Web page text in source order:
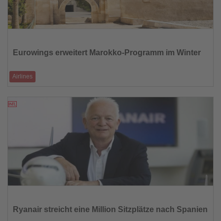
die
Nachrichten
Eurowings erweitert Marokko-Programm im Winter
Airlines
28.08.2025
die
Nachrichten
Ryanair streicht eine Million Sitzplätze nach Spanien